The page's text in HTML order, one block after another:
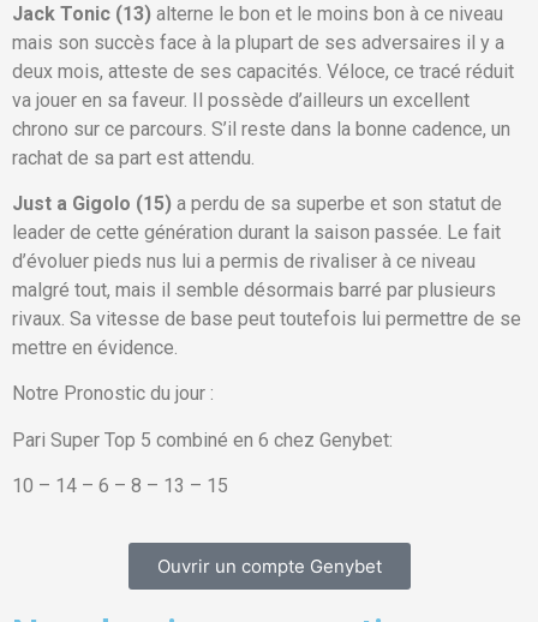
Jack Tonic (13) alterne le bon et le moins bon à ce niveau
mais son succès face à la plupart de ses adversaires il y a
deux mois, atteste de ses capacités. Véloce, ce tracé réduit
va jouer en sa faveur. Il possède d’ailleurs un excellent
chrono sur ce parcours. S’il reste dans la bonne cadence, un
rachat de sa part est attendu.
Just a Gigolo (15) a perdu de sa superbe et son statut de
leader de cette génération durant la saison passée. Le fait
d’évoluer pieds nus lui a permis de rivaliser à ce niveau
malgré tout, mais il semble désormais barré par plusieurs
rivaux. Sa vitesse de base peut toutefois lui permettre de se
mettre en évidence.
Notre Pronostic du jour :
Pari Super Top 5 combiné en 6 chez Genybet:
10 – 14 – 6 – 8 – 13 – 15
Ouvrir un compte Genybet